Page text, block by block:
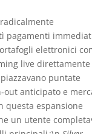
pagamenti
elettronici
live direttamente
puntate
anticipato e
questa espansione
un utente